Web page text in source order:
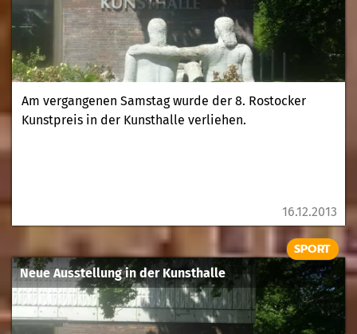
Am vergangenen Samstag wurde der 8. Rostocker
Kunstpreis in der Kunsthalle verliehen.
16.12.2013
Neue Ausstellung in der Kunsthalle
SPORT